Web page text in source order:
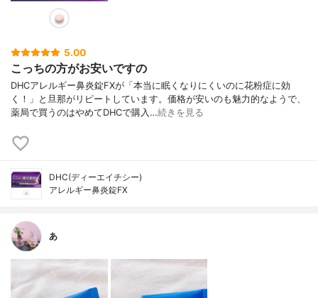
5.00
こっちの方がお安いですの
DHCアレルギー鼻炎錠FXが「本当に眠くなりにくいのに花粉症に効
く！」と旦那がリピートしています。価格が安いのも魅力的なようで、
薬局で買うのはやめてDHCで購入…続きを見る
DHC(ディーエイチシー)
アレルギー鼻炎錠FX
あ